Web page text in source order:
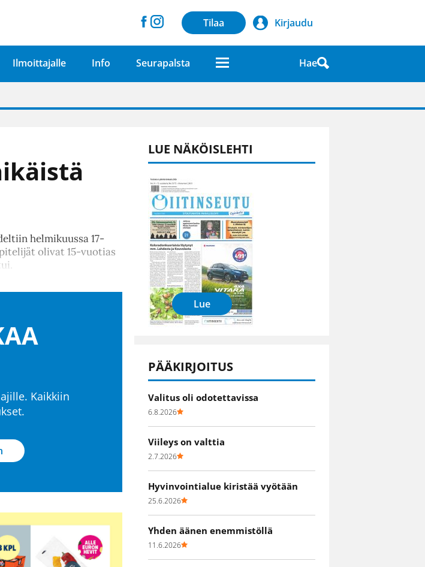
Tilaa Kirjaudu
Ilmoittajalle Info Seurapalsta Hae
parempana painojäljen laatuna lehdessä
kuin kaupungissa"
helmikuussa 17-
olivat 15-vuotias
Kaikkiin
LUE NÄKÖISLEHTI
Lue
PÄÄKIRJOITUS
Valitus oli odotettavissa
6.8.2026
Viileys on valttia
2.7.2026
Hyvinvointialue kiristää vyötään
25.6.2026
Yhden äänen enemmistöllä
11.6.2026